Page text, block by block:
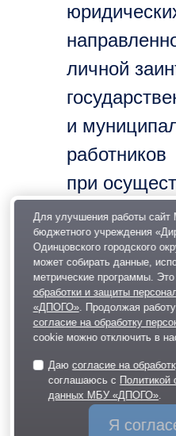
личной
и
работников
при
закупок,
или может
к
О реализации
проекта «Карта
на территории
Московской области
Для улучшения работы сайт
бюджетного учреждения
Одинцовского городского
может собирать данные,
метрические программы. Это
обработки и защиты
«ДПОГО». Продолжая
согласие на обработку
cookie можно отключить в
Даюсогласие на
соглашаюсь с Политикой
данных МБУ «ДПОГО».
Я